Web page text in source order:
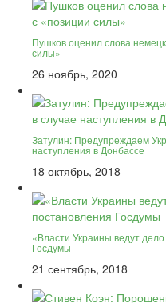
Пушков оценил слова
силы»
26 ноябрь, 2020
Затулин: Предупреждаем
наступления в Донбассе
18 октябрь, 2018
«Власти Украины ведут
Госдумы
21 сентябрь, 2018